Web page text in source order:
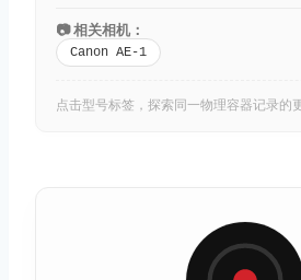
📷 相关相机：
Canon AE-1
点击型号标签，探索同一物理容器记录的